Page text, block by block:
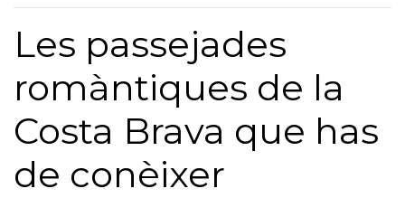
Les passejades
romàntiques de la
Costa Brava que has
de conèixer